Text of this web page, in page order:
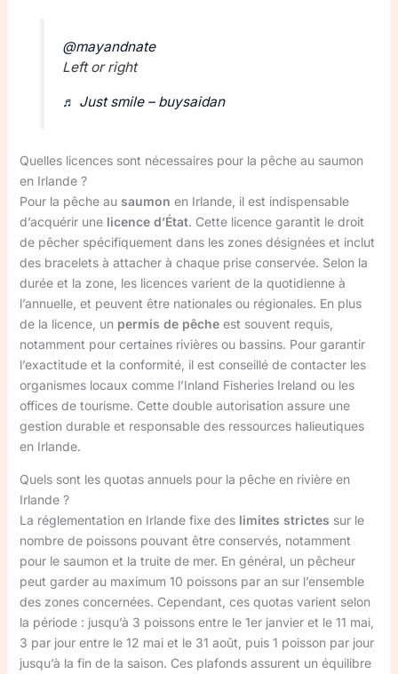
@mayandnate
Left or right
♬ Just smile – buysaidan
Quelles licences sont nécessaires pour la pêche au saumon
en Irlande ?
Pour la pêche au saumon en Irlande, il est indispensable
d’acquérir une licence d’État. Cette licence garantit le droit
de pêcher spécifiquement dans les zones désignées et inclut
des bracelets à attacher à chaque prise conservée. Selon la
durée et la zone, les licences varient de la quotidienne à
l’annuelle, et peuvent être nationales ou régionales. En plus
de la licence, un permis de pêcheest souvent requis,
notamment pour certaines rivières ou bassins. Pour garantir
l’exactitude et la conformité, il est conseillé de contacter les
organismes locaux comme l’Inland Fisheries Ireland ou les
offices de tourisme. Cette double autorisation assure une
gestion durable et responsable des ressources halieutiques
en Irlande.
Quels sont les quotas annuels pour la pêche en rivière en
Irlande ?
La réglementation en Irlande fixe des limites strictes sur le
nombre de poissons pouvant être conservés, notamment
pour le saumon et la truite de mer. En général, un pêcheur
peut garder au maximum 10 poissons par an sur l’ensemble
des zones concernées. Cependant, ces quotas varient selon
la période : jusqu’à 3 poissons entre le 1er janvier et le 11 mai,
3 par jour entre le 12 mai et le 31 août, puis 1 poisson par jour
jusqu’à la fin de la saison. Ces plafonds assurent un équilibre